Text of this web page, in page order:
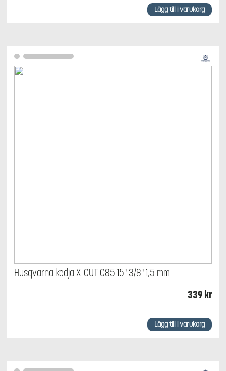
Lägg till i varukorg
Husqvarna kedja X-CUT C85 15" 3/8" 1,5 mm
339kr
Lägg till i varukorg